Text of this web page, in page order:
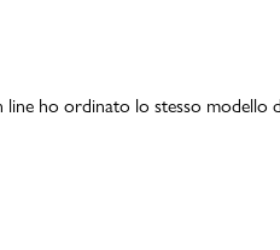
line ho ordinato lo stesso modello